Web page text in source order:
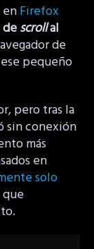
Firefox
descrollal
de
pequeño
pero tras la
sin conexión
más
en
solo
que